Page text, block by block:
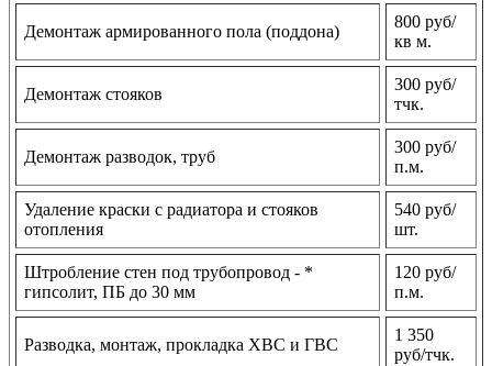
Демонтаж армированного пола (поддона)
800 руб/
кв м.
Демонтаж стояков
300 руб/
тчк.
Демонтаж разводок, труб
300 руб/
п.м.
Удаление краски с радиатора и стояков
отопления
540 руб/
шт.
Штробление стен под трубопровод - *
гипсолит, ПБ до 30 мм
120 руб/
п.м.
Разводка, монтаж, прокладка ХВС и ГВС
1 350
руб/тчк.